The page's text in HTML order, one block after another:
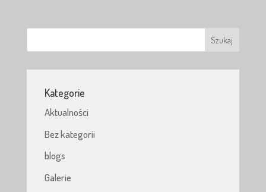
Kategorie
Aktualności
Bez kategorii
blogs
Galerie